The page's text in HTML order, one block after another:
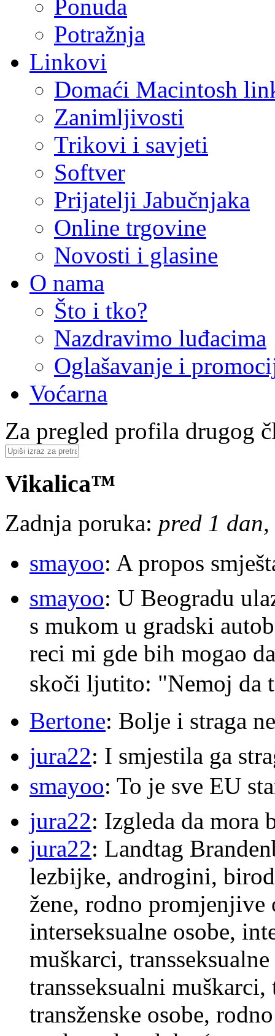
Ponuda
Potražnja
Linkovi
Domaći Macintosh
Zanimljivosti
Trikovi i savjeti
Softver
Prijatelji Jabučnjaka
Online trgovine
Novosti i glasine
O nama
Što i tko?
Nazdravimo luđacima
Oglašavanje i
Voćarna
Za pregled profila drugog
Vikalica™
Zadnja poruka: pred 1
smayoo: A propos
smayoo: U Beogradu
s mukom u gradski
reci mi gde bih mogao
skoči ljutito: "Nemoj da
Bertone: Bolje i straga
jura22: I smjestila ga
smayoo: To je sve EU
jura22: Izgleda da mora
jura22: Landtag
lezbijke, androgini,
žene, rodno
interseksualne osobe,
muškarci,
transseksualni muškarci,
transženske osobe,